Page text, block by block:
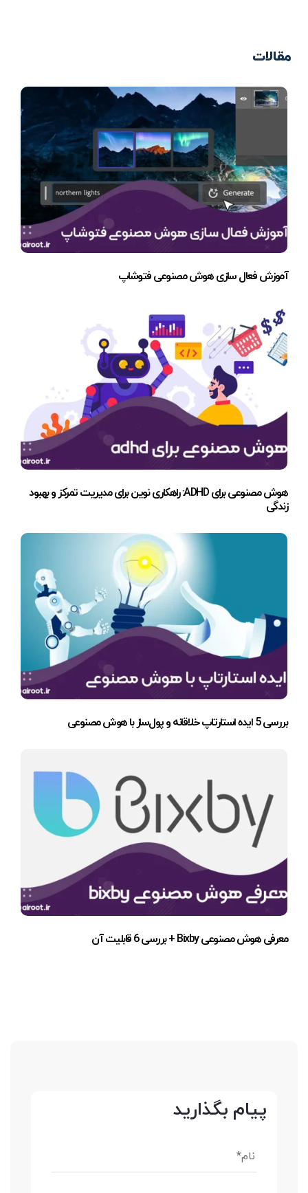
مقالات
آموزش فعال سازی هوش مصنوعی فتوشاپ
هوش مصنوعی برای ADHD: راهکاری نوین برای مدیریت تمرکز و بهبود
زندگی
بررسی 5 ایده استارتاپ خلاقانه و پول‌ساز با هوش مصنوعی
معرفی هوش مصنوعی Bixby + بررسی 6 قابلیت آن
پیام بگذارید